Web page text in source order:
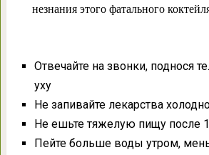
незнания этого фатального
Отвечайте на звонки, поднося
уху
Не запивайте лекарства
Не ешьте тяжелую пищу после
Пейте больше воды утром,